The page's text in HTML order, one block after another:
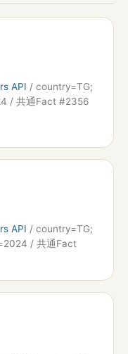
API / country=TG;
/ 共通Fact #2356
API / country=TG;
/ 共通Fact